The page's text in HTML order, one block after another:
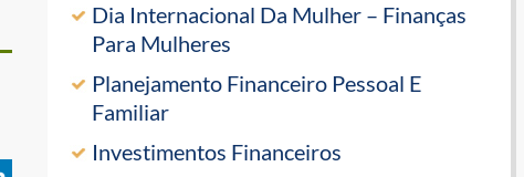
Dia Internacional Da Mulher – Finanças
Para Mulheres
Planejamento Financeiro Pessoal E
Familiar
Investimentos Financeiros